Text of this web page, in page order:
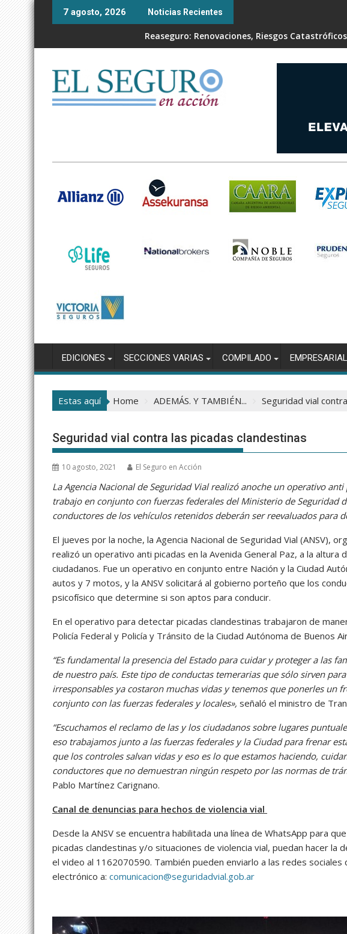
Skip
7 agosto, 2026 Noticias Recientes
Reaseguro: Renovaciones, Riesgos
"El productor aumentado: Las 4 capacidades
EDICIONES SECCIONES VARIAS COMPILADO
Estas aquí Home ADEMÁS. Y TAMBIÉN... Seguridad vial
Seguridad vial contra las picadas clandestinas
10 agosto, 2021 El Seguro en Acción
La Agencia Nacional de Seguridad Vial realizó anoche un operativo
trabajo en conjunto con fuerzas federales del Ministerio de Seguridad
conductores de los vehículos retenidos deberán ser reevaluados para
El jueves por la noche, la Agencia Nacional de Seguridad Vial (ANSV),
realizó un operativo anti picadas en la Avenida General Paz, a la altura
ciudadanos. Fue un operativo en conjunto entre Nación y la Ciudad
autos y 7 motos, y la ANSV solicitará al gobierno porteño que los
psicofísico que determine si son aptos para conducir.
En el operativo para detectar picadas clandestinas trabajaron de
Policía Federal y Policía y Tránsito de la Ciudad Autónoma de Buenos
“Es fundamental la presencia del Estado para cuidar y proteger a las
de nuestro país. Este tipo de conductas temerarias que sólo sirven
irresponsables ya costaron muchas vidas y tenemos que ponerles un
conjunto con las fuerzas federales y locales», señaló el ministro de
“Escuchamos el reclamo de las y los ciudadanos sobre lugares
eso trabajamos junto a las fuerzas federales y la Ciudad para frenar
que los controles salvan vidas y eso es lo que estamos haciendo,
conductores que no demuestran ningún respeto por las normas de
Pablo Martínez Carignano.
Canal de denuncias para hechos de violencia vial
Desde la ANSV se encuentra habilitada una línea de WhatsApp para
picadas clandestinas y/o situaciones de violencia vial, puedan hacer la
el video al 1162070590. También pueden enviarlo a las redes
electrónico a: comunicacion@seguridadvial.gob.ar